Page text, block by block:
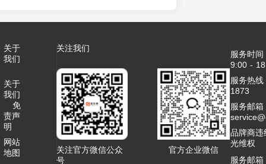
关于
我们
关于
我们
免
责声
明
网站
地图
关注我们
关注官方微信公众
号
官方企业微信
服务时
9:00 -
服务热
1873
服务邮箱
品牌商违
光维权
服务邮箱